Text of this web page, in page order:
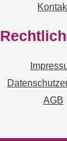
AGB